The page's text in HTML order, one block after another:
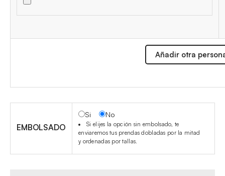
Añadir otra
EMBOLSADO
Si No
Si elijes la opción sin embolsado, te
enviaremos tus prendas dobladas por la mitad
y ordenadas por tallas.